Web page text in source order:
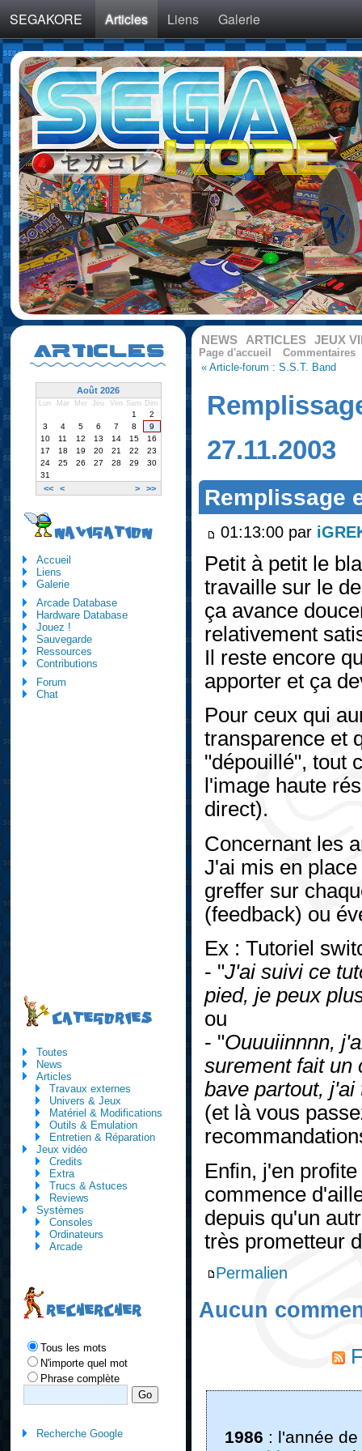
SEGAKORE Articles Liens Galerie
NEWS ARTICLES JEUX
Page d'accueil
Commentaires
« Article-forum : S.S.T. Band
27.11.2003
Remplissage
01:13:00 par
Petit à petit le
travaille sur le
ça avance
relativement
Il reste encore
apporter et ça
Pour ceux qui
transparence et
"dépouillé", tout
l'image haute
direct).
Concernant les
J'ai mis en
greffer sur
(feedback) ou
Ex : Tutoriel
- "J'ai suivi ce
pied, je peux
ou
- "Ouuuiinnnn,
surement fait un
bave partout,
(et là vous
Enfin, j'en
commence
depuis qu'un
très prometteur
Permalien
Aucun
1986 : l'année
ARTICLES
Août 2026
Lun Mar Mer Jeu Ven Sam Dim
<< < > >>
1
2
3
4 5 6 7 8
9
10
11 12 13 14 15
16
17
18 19 20 21 22
23
24
25 26 27 28 29
30
31
NAVIGATION
Accueil
Liens
Galerie
Arcade Database
Hardware Database
Jouez !
Sauvegarde
Ressources
Contributions
Forum
Chat
CATEGORIES
Toutes
News
Articles
Travaux externes
Univers & Jeux
Matériel & Modifications
Outils & Emulation
Entretien & Réparation
Jeux vidéo
Credits
Extra
Trucs & Astuces
Reviews
Systèmes
Consoles
Ordinateurs
Arcade
RECHERCHER
Tous les mots
N'importe quel mot
Phrase complète
Recherche Google